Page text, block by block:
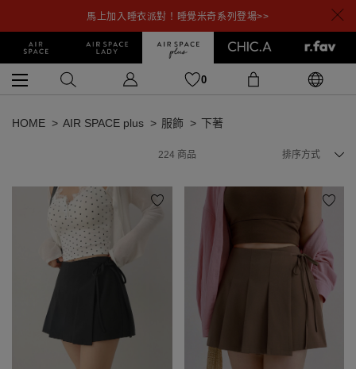
馬上加入睡衣派對！睡覺米奇系列登場>>
0
HOME AIR SPACE plus 服飾 下著
224 商品 排序方式